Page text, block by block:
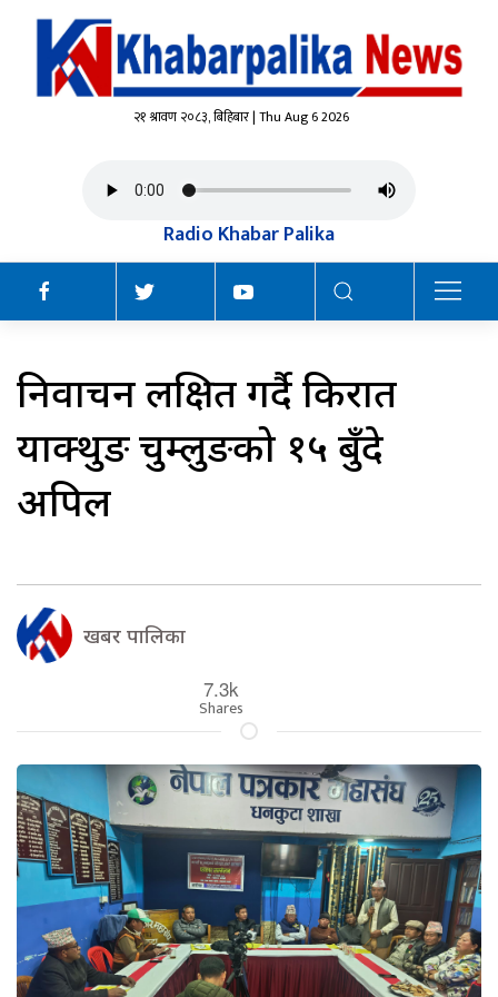
२१ श्रावण २०८३, बिहिबार | Thu Aug 6 2026
Radio Khabar Palika
निर्वाचन लक्षित गर्दै किरात
याक्थुङ चुम्लुङको १५ बुँदे
अपिल
खबर पालिका
7.3k
Shares